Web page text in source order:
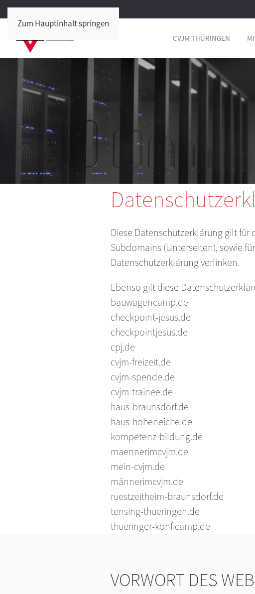
Zum Hauptinhalt springen
CVJM THÜRINGEN
Diese Datenschutzerklärung gilt
Subdomains (Unterseiten), sowie
Datenschutzerklärung verlinken.
Ebenso gilt diese
bauwagencamp.de
checkpoint-jesus.de
checkpointjesus.de
cpj.de
cvjm-freizeit.de
cvjm-spende.de
cvjm-trainee.de
haus-braunsdorf.de
haus-hoheneiche.de
kompetenz-bildung.de
maennerimcvjm.de
mein-cvjm.de
männerimcvjm.de
ruestzeitheim-braunsdorf.de
tensing-thueringen.de
thueringer-konficamp.de
VORWORT DES